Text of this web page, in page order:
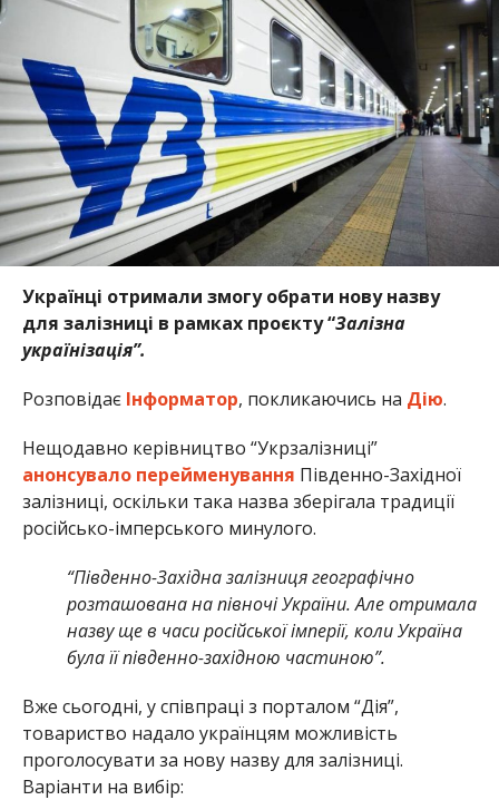
Українці отримали змогу обрати нову назву
для залізниці в рамках проєкту “Залізна
українізація”.
Розповідає Інформатор, покликаючись на Дію.
Нещодавно керівництво “Укрзалізниці”
анонсувало перейменування Південно-Західної
залізниці, оскільки така назва зберігала традиції
російсько-імперського минулого.
“Південно-Західна залізниця географічно
розташована на півночі України. Але отримала
назву ще в часи російської імперії, коли Україна
була її південно-західною частиною”.
Вже сьогодні, у співпраці з порталом “Дія”,
товариство надало українцям можливість
проголосувати за нову назву для залізниці.
Варіанти на вибір: